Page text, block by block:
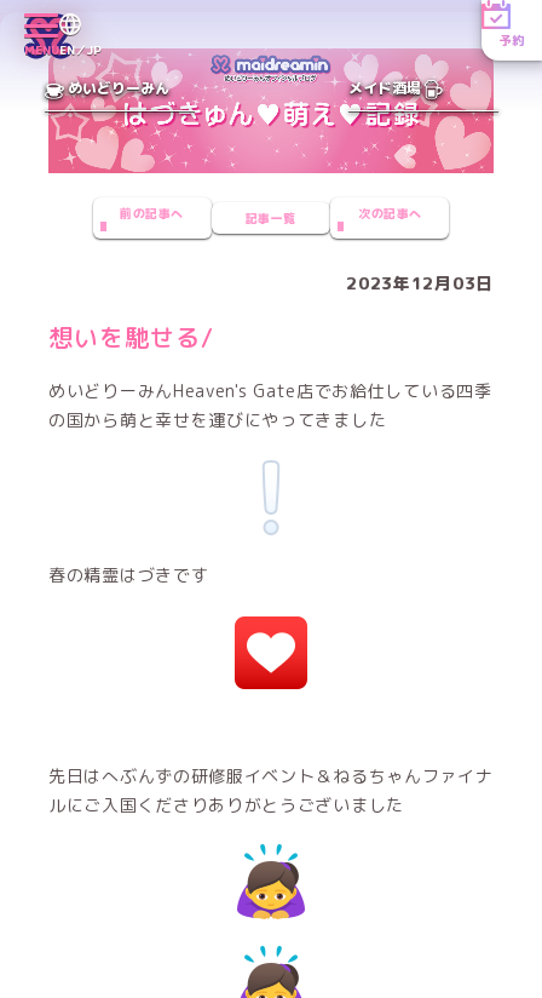
MENUEN／JP
予約
めいどりーみん メイド酒場
前の記事へ 記事一覧 次の記事へ
2023年12月03日
想いを馳せる/
めいどりーみんHeaven's Gate店でお給仕している四季
の国から萌と幸せを運びにやってきました
春の精霊はづきです
先日はへぶんずの研修服イベント＆ねるちゃんファイナ
ルにご入国くださりありがとうございました